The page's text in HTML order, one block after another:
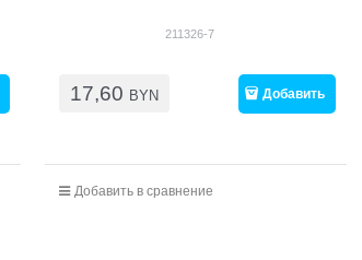
211326-7
17,60 BYN Добавить
Добавить в сравнение